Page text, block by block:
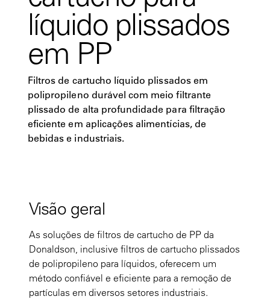
líquido plissados
em PP
Filtros de cartucho líquido plissados em
polipropileno durável com meio filtrante
plissado de alta profundidade para filtração
eficiente em aplicações alimentícias, de
bebidas e industriais.
Visão geral
As soluções de filtros de cartucho de PP da
Donaldson, inclusive filtros de cartucho plissados
de polipropileno para líquidos, oferecem um
método confiável e eficiente para a remoção de
partículas em diversos setores industriais.